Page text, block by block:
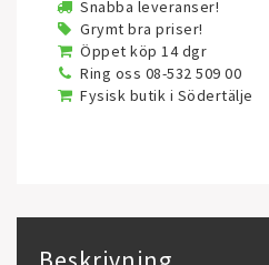
Snabba leveranser!
Grymt bra priser!
Öppet köp 14 dgr
Ring oss 08-532 509 00
Fysisk butik i Södertälje